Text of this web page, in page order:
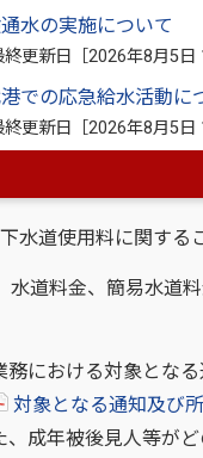
水の実施について
終更新日［2026年8月5日
での応急給水活動に
終更新日［2026年8月5日
生活保護に関すること
国民健康保険に関する
後期高齢者医療に関す
下水道使用料に関する
水道料金、簡易水道
における対象となる
対象となる通知及び
成年被後見人等がど